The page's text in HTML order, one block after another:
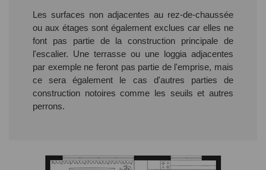
Les surfaces non adjacentes au rez-de-chaussée
ou aux étages sont également exclues car elles ne
font pas partie de la construction principale de
l'escalier. Une terrasse ou une loggia adjacentes
par exemple ne feront pas partie de l'emprise, mais
ce sera également le cas d'autres parties de
construction notoires comme les seuils et autres
perrons.